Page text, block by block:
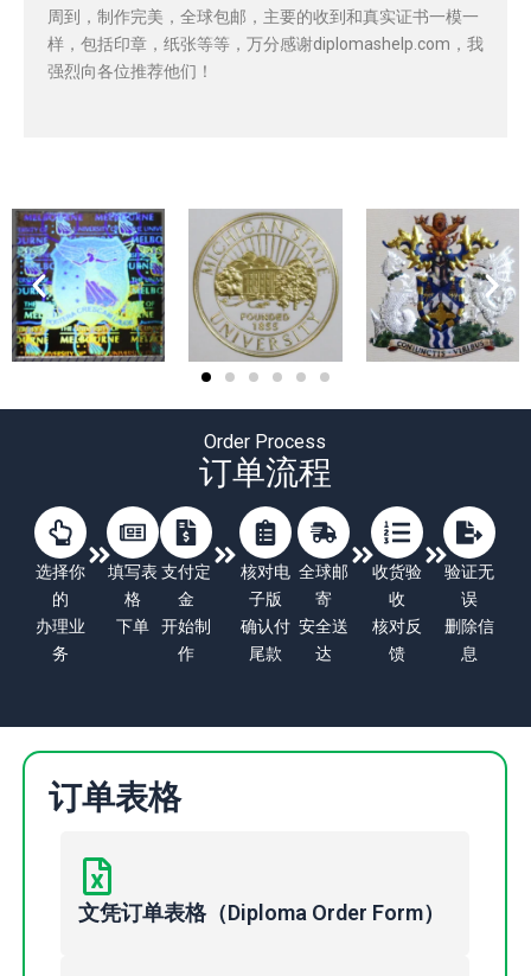
周到，制作完美，全球包邮，主要的收到和真实证书一模一
样，包括印章，纸张等等，万分感谢diplomashelp.com，我
强烈向各位推荐他们！
Order Process
订单流程
选择你
的
办理业
务
填写表
格
下单
支付定
金
开始制
作
核对电
子版
确认付
尾款
全球邮
寄
安全送
达
收货验
收
核对反
馈
验证无
误
删除信
息
订单表格
文凭订单表格（Diploma Order Form）